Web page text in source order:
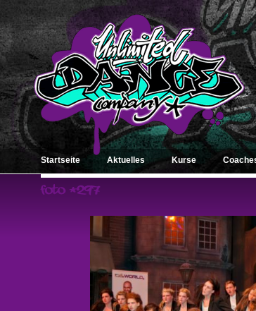
Startseite Aktuelles Kurse